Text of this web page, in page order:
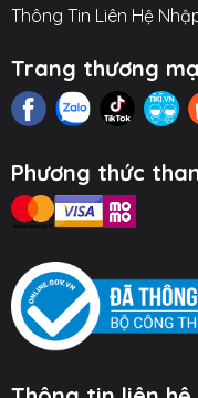
Thông Tin Liên Hệ
Trang thương
Phương thức